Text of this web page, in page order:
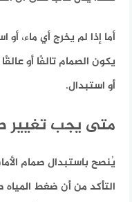
أما إذا لم يخرج أي ماء،
يكون الصمام تالفًا أو
أو استبدال.
متى يجب تغيير
يُنصح باستبدال صمام
التأكد من أن ضغط